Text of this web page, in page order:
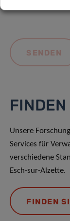
Unsere
Services für
verschiedene
Esch-sur-Alzette.
FINDEN